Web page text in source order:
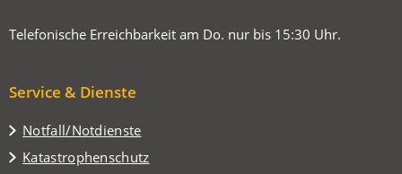
Telefonische Erreichbarkeit am Do. nur bis 15:30 Uhr.
Service & Dienste
Notfall/Notdienste
Katastrophenschutz